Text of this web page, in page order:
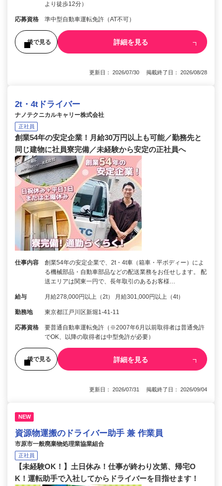
より徒歩12分）
応募資格 準中型自動車運転免許（AT不可）
後で見る 詳細を見る
更新日： 2026/07/30 掲載終了日： 2026/08/28
2t・4tドライバー
ナノテクニカルキャリー株式会社
正社員
創業54年の安定企業！月給30万円以上も可能／勤務先と
同じ建物に社員寮完備／未経験から安定の正社員へ
仕事内容
創業54年の安定企業で、2t・4t車（箱車・平ボディー）によ
る機械部品・自動車部品などの配送業務をお任せします。 配
送エリアは関東一円で、長年取引のあるお客様…
給与 月給278,000円以上（2t） 月給301,000円以上（4t）
勤務地 東京都江戸川区新堀1-41-11
応募資格
要普通自動車運転免許（※2007年6月以前取得者は普通免許
でOK、以降の取得者は中型免許が必要）
後で見る 詳細を見る
更新日： 2026/07/31 掲載終了日： 2026/09/04
NEW
資源物運搬のドライバー助手 兼 作業員
市原市一般廃棄物処理業協業組合
正社員
【未経験OK！】土日休み！仕事が終わり次第、帰宅O
K！運転助手で入社してからドライバーを目指せます！